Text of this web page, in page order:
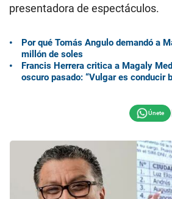
presentadora de espectáculos.
Por qué Tomás Angulo demandó a
millón de soles
Francis Herrera critica a Magaly
oscuro pasado: “Vulgar es conducir